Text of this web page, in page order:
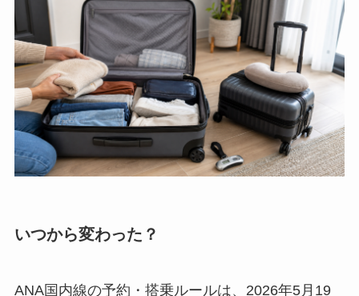
いつから変わった？
ANA国内線の予約・搭乗ルールは、2026年5月19